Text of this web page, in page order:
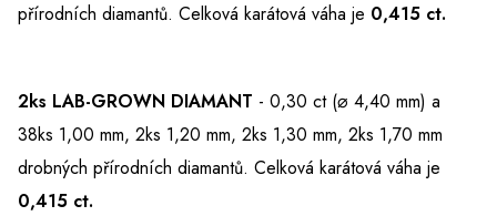
přírodních diamantů. Celková karátová váha je 0,415 ct.
2ks LAB-GROWN DIAMANT - 0,30 ct (⌀ 4,40 mm) a
38ks 1,00 mm, 2ks 1,20 mm, 2ks 1,30 mm, 2ks 1,70 mm
drobných přírodních diamantů. Celková karátová váha je
0,415 ct.